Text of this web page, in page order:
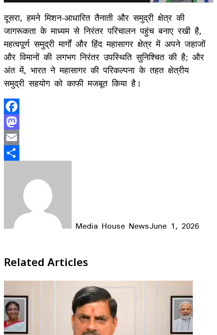
दूसरा, हमने मिशन-आधारित तैनाती और समुद्री क्षेत्र की
जागरूकता के माध्यम से निरंतर परिचालन पहुंच बनाए रखी है,
महत्वपूर्ण समुद्री मार्गों और हिंद महासागर क्षेत्र में अपने जहाजों
और विमानों की लगभग निरंतर उपस्थिति सुनिश्चित की है; और
अंत में, भारत ने महासागर की परिकल्पना के तहत क्षेत्रीय
समुद्री सहयोग को काफी मजबूत किया है।
Facebook
Mastodon
Email
Media House NewsJune 1, 2026
Related Articles